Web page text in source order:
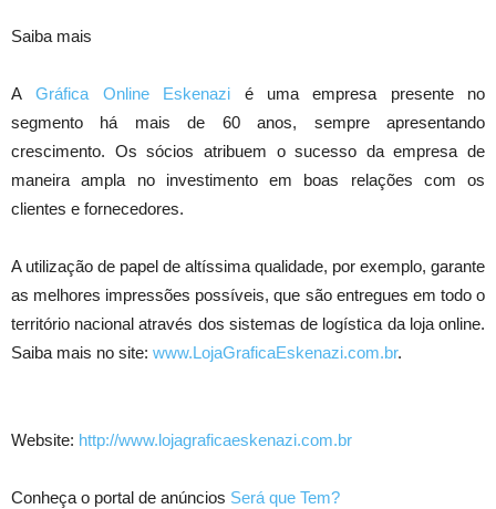
Saiba mais
AGráfica Online Eskenazi é uma empresa presente no
segmento há mais de 60 anos, sempre apresentando
crescimento. Os sócios atribuem o sucesso da empresa de
maneira ampla no investimento em boas relações com os
clientes e fornecedores.
A utilização de papel de altíssima qualidade, por exemplo, garante
as melhores impressões possíveis, que são entregues em todo o
território nacional através dos sistemas de logística da loja online.
Saiba mais no site: www.LojaGraficaEskenazi.com.br.
Website: http://www.lojagraficaeskenazi.com.br
Conheça o portal de anúncios Será que Tem?